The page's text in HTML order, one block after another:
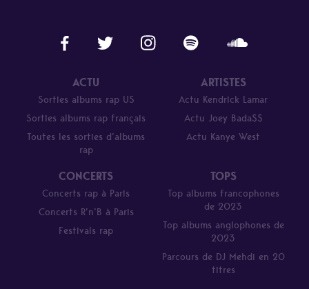
ACTU
Sorties albums rap US
Sorties albums rap français
Toutes les sorties d’albums
rap
ARTISTES
Actu Kendrick Lamar
Actu Joey Bada$$
Actu Kanye West
CONCERTS
Concerts rap à Paris
Concerts R’n’B à Paris
Festivals rap
TOPS
Top albums francophones
de 2023
Top albums anglophones de
2023
Parcours de DJ Mehdi en 20
titres